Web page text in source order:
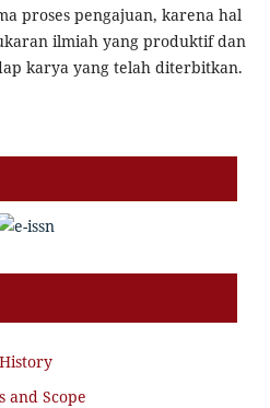
proses pengajuan, karena hal
ilmiah yang produktif dan
karya yang telah diterbitkan.
History
and Scope